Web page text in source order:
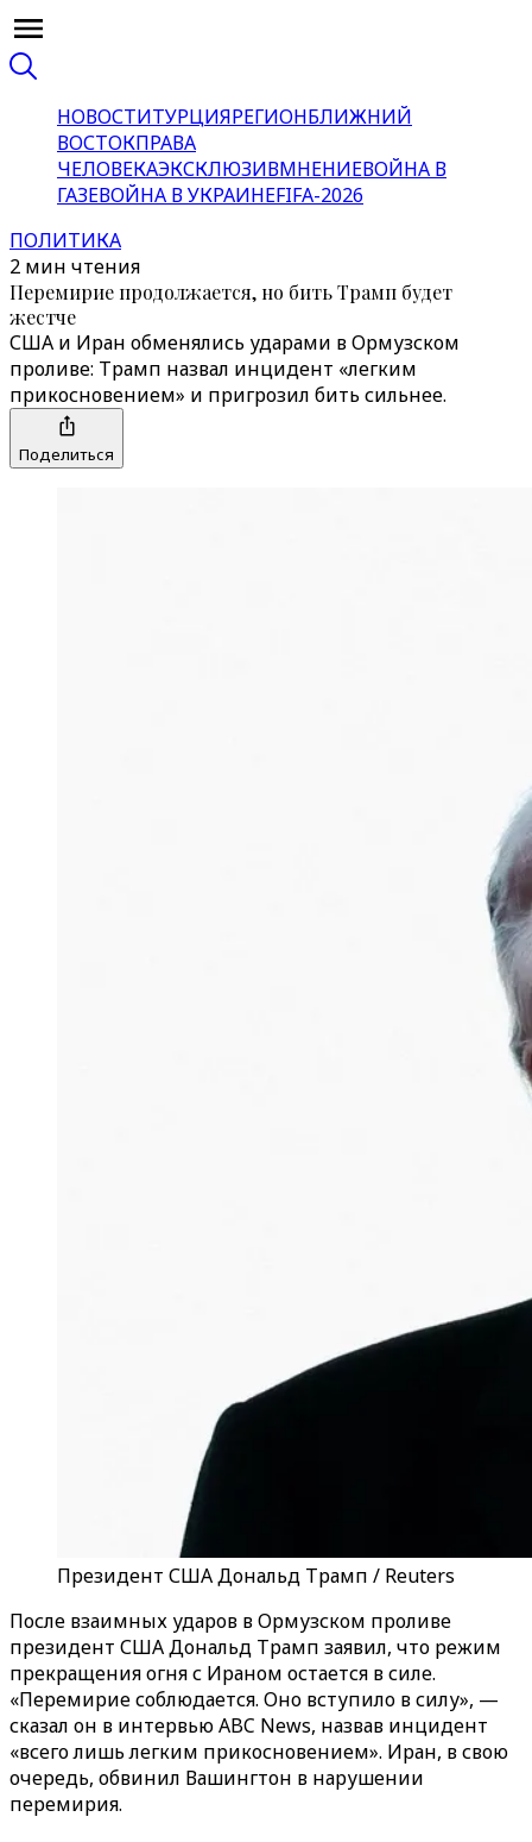
НОВОСТИТУРЦИЯРЕГИОНБЛИЖНИЙ
ВОСТОКПРАВА
ЧЕЛОВЕКАЭКСКЛЮЗИВМНЕНИЕВОЙНА В
ГАЗЕВОЙНА В УКРАИНЕFIFA-2026
ПОЛИТИКА
2 мин чтения
Перемирие продолжается, но бить Трамп будет
жестче
США и Иран обменялись ударами в Ормузском
проливе: Трамп назвал инцидент «легким
прикосновением» и пригрозил бить сильнее.
Поделиться
Президент США Дональд Трамп / Reuters
После взаимных ударов в Ормузском проливе
президент США Дональд Трамп заявил, что режим
прекращения огня с Ираном остается в силе.
«Перемирие соблюдается. Оно вступило в силу», —
сказал он в интервью ABC News, назвав инцидент
«всего лишь легким прикосновением». Иран, в свою
очередь, обвинил Вашингтон в нарушении
перемирия.